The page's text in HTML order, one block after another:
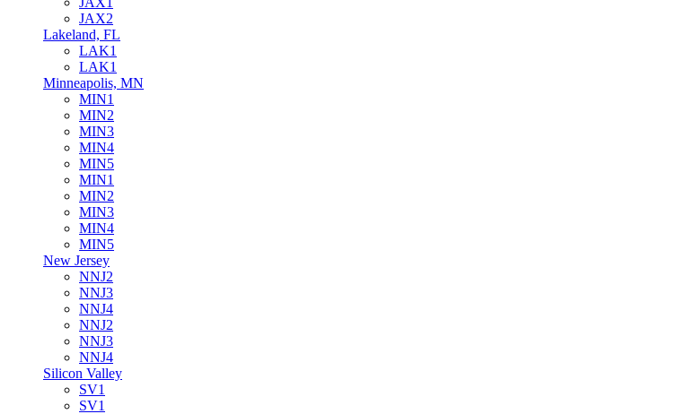
JAX2
Lakeland, FL
LAK1
LAK1
Minneapolis, MN
MIN1
MIN2
MIN3
MIN4
MIN5
MIN1
MIN2
MIN3
MIN4
MIN5
New Jersey
NNJ2
NNJ3
NNJ4
NNJ2
NNJ3
NNJ4
Silicon Valley
SV1
SV1